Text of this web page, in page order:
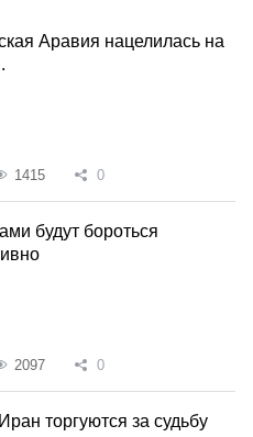
Аравия нацелилась на
1415 0
будут бороться
2097 0
торгуются за судьбу